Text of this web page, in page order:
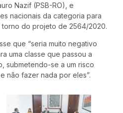
Nazif (PSB-RO), e
nacionais da categoria para
do projeto de 2564/2020.
que “seria muito negativo
uma classe que passou a
submetendo-se a um risco
não fazer nada por eles”.